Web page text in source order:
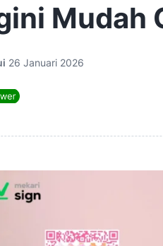
Mudah
26 Januari 2026